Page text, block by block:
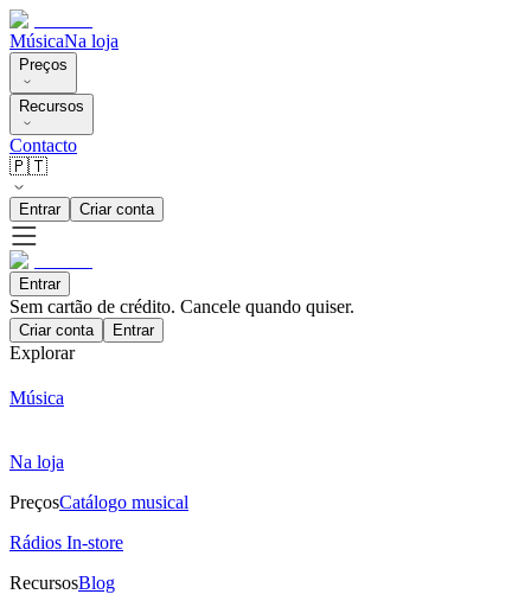
MúsicaNa loja
Preços
Recursos
Contacto
🇵🇹
Entrar Criar conta
Entrar
Sem cartão de crédito. Cancele quando quiser.
Criar conta Entrar
Explorar
Música
Na loja
PreçosCatálogo musical
Rádios In-store
RecursosBlog